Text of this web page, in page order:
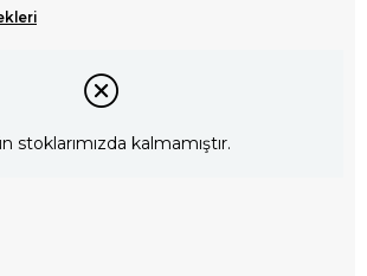
stoklarımızda kalmamıştır.